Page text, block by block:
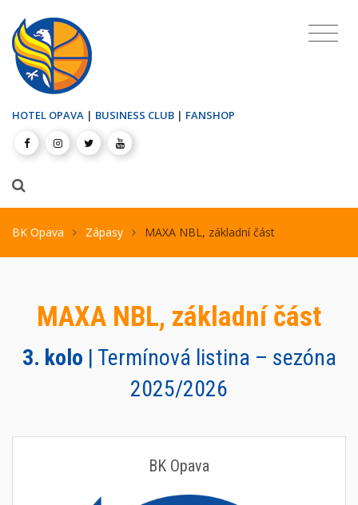
HOTEL OPAVA | BUSINESS CLUB | FANSHOP
BK Opava Zápasy MAXA NBL, základní část
MAXA NBL, základní část
3. kolo | Termínová listina – sezóna
2025/2026
BK Opava